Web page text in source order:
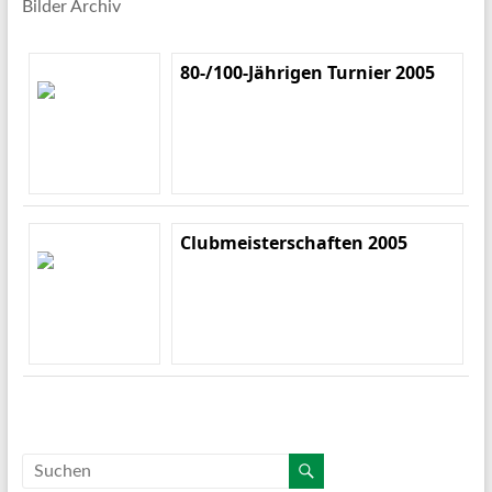
Bilder Archiv
80-/100-Jährigen Turnier 2005
Clubmeisterschaften 2005